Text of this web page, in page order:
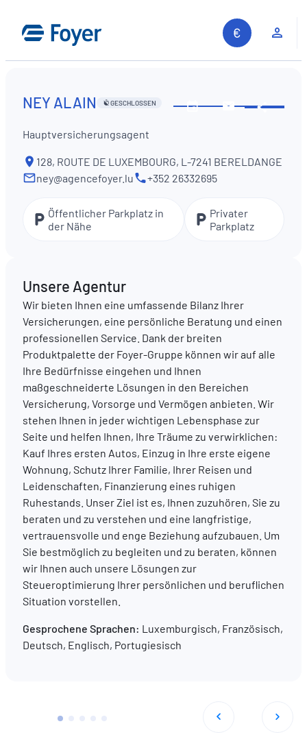
Inhalt
springen
Auf unserer Website suchen
DE FR EN
NEY ALAIN GESCHLOSSEN
Diese
Hauptversicherungsagent
128, ROUTE DE LUXEMBOURG, L-7241 BERELDANGE
ney@agencefoyer.lu
+352 26332695
Öffentlicher Parkplatz in
der Nähe
Privater
Parkplatz
Unsere Agentur
Wir bieten Ihnen eine umfassende Bilanz Ihrer
Versicherungen, eine persönliche Beratung und einen
professionellen Service. Dank der breiten
Produktpalette der Foyer-Gruppe können wir auf alle
Ihre Bedürfnisse eingehen und Ihnen
maßgeschneiderte Lösungen in den Bereichen
Versicherung, Vorsorge und Vermögen anbieten. Wir
stehen Ihnen in jeder wichtigen Lebensphase zur
Seite und helfen Ihnen, Ihre Träume zu verwirklichen:
Kauf Ihres ersten Autos, Einzug in Ihre erste eigene
Wohnung, Schutz Ihrer Familie, Ihrer Reisen und
Leidenschaften, Finanzierung eines ruhigen
Ruhestands. Unser Ziel ist es, Ihnen zuzuhören, Sie zu
beraten und zu verstehen und eine langfristige,
vertrauensvolle und enge Beziehung aufzubauen. Um
Sie bestmöglich zu begleiten und zu beraten, können
wir Ihnen auch unsere Lösungen zur
Steueroptimierung Ihrer persönlichen und beruflichen
Situation vorstellen.
Gesprochene Sprachen: Luxemburgisch, Französisch,
Deutsch, Englisch, Portugiesisch